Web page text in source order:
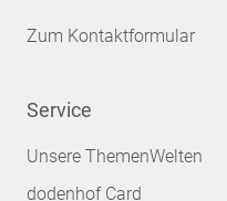
Zum Kontaktformular
Service
Unsere ThemenWelten
dodenhof Card